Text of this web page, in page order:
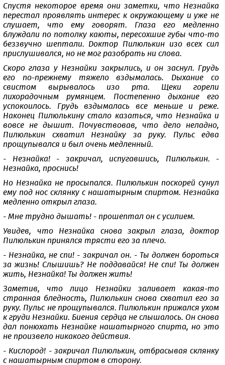
Спустя некоторое время они заметки, что Незнайка
перестал проявлять интерес к окружающему и уже не
слушает, что ему говорят. Глаза его медленно
блуждали по потолку каюты, пересохшие губы что-то
беззвучно шептали. Доктор Пилюлькин изо всех сил
прислушивался, но не мог разобрать ни слова.
Скоро глаза у Незнайки закрылись, и он заснул. Грудь
его по-прежнему тяжело вздымалась. Дыхание со
свистом вырывалось изо рта. Щеки горели
лихорадочным румянцем. Постепенно дыхание его
успокоилось. Грудь вздымалась все меньше и реже.
Наконец Пилюлькину стало казаться, что Незнайка и
вовсе не дышит. Почувствовав, что дело неладно,
Пилюлькин схватил Незнайку за руку. Пульс едва
прощупывался и был очень медленный.
- Незнайка! - закричал, испугавшись, Пилюлькин. -
Незнайка, проснись!
Но Незнайка не просыпался. Пилюлькин поскорей сунул
ему под нос склянку с нашатырным спиртом. Незнайка
медленно открыл глаза.
- Мне трудно дышать! - прошептал он с усилием.
Увидев, что Незнайка снова закрыл глаза, доктор
Пилюлькин принялся трясти его за плечо.
- Незнайка, не спи! - закричал он. - Ты должен бороться
за жизнь! Слышишь? Не поддавайся! Не спи! Ты должен
жить, Незнайка! Ты должен жить!
Заметив, что лицо Незнайки заливает какая-то
странная бледность, Пилюлькин снова схватил его за
руку. Пульс не прощупывался. Пилюлькин прижался ухом
к груди Незнайки. Биения сердца не слышалось. Он снова
дал понюхать Незнайке нашатырного спирта, но это
не произвело никакого действия.
- Кислород! - закричал Пилюлькин, отбрасывая склянку
с нашатырным спиртом в сторону.